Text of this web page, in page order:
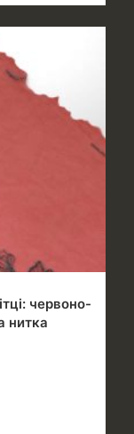
червоно-
нитка